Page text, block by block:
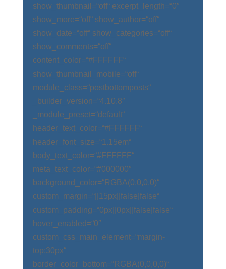
show_thumbnail=“off“ excerpt_length=“0″
show_more=“off“ show_author=“off“
show_date=“off“ show_categories=“off“
show_comments=“off“
content_color=“#FFFFFF“
show_thumbnail_mobile=“off“
module_class=“postbottomposts“
_builder_version=“4.10.8″
_module_preset=“default“
header_text_color=“#FFFFFF“
header_font_size=“1.15em“
body_text_color=“#FFFFFF“
meta_text_color=“#000000″
background_color=“RGBA(0,0,0,0)“
custom_margin=“||15px||false|false“
custom_padding=“0px||0px||false|false“
hover_enabled=“0″
custom_css_main_element=“margin-
top:30px“
border_color_bottom=“RGBA(0,0,0,0)“